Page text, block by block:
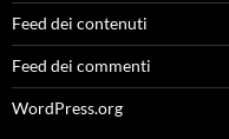
Feed dei contenuti
Feed dei commenti
WordPress.org